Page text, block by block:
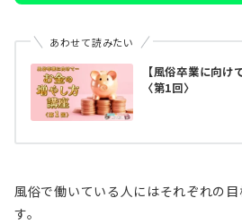
あわせて読みたい
【風俗卒業に向
〈第1回〉
風俗で働いている人にはそれぞれの
す。